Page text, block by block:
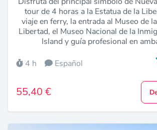
tour de 4 horas a la Estatua de la
viaje en ferry, la entrada al Museo de
Libertad, el Museo Nacional de la
Island y guía profesional en
4 h Español
55,40 €